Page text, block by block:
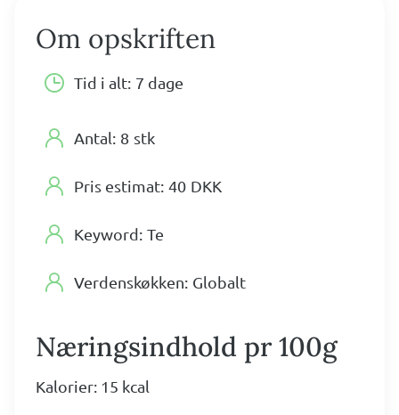
Om opskriften
Tid i alt: 7 dage
Antal: 8 stk
Pris estimat: 40 DKK
Keyword: Te
Verdenskøkken: Globalt
Næringsindhold pr 100g
Kalorier: 15 kcal